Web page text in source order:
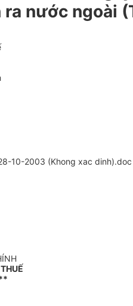
ra nước ngoài
10-2003 (Khong xac dinh).doc